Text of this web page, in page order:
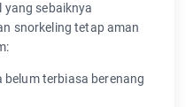
yang sebaiknya
snorkeling tetap aman
belum terbiasa berenang